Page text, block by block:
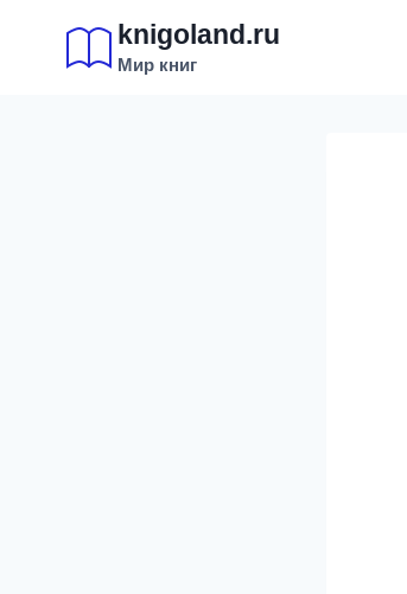
содержимому
knigoland.ru
Мир книг